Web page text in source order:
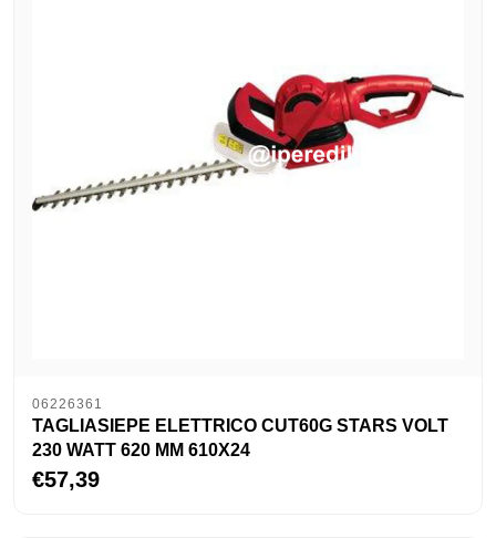
06226361
TAGLIASIEPE ELETTRICO CUT60G STARS VOLT
230 WATT 620 MM 610X24
€57,39